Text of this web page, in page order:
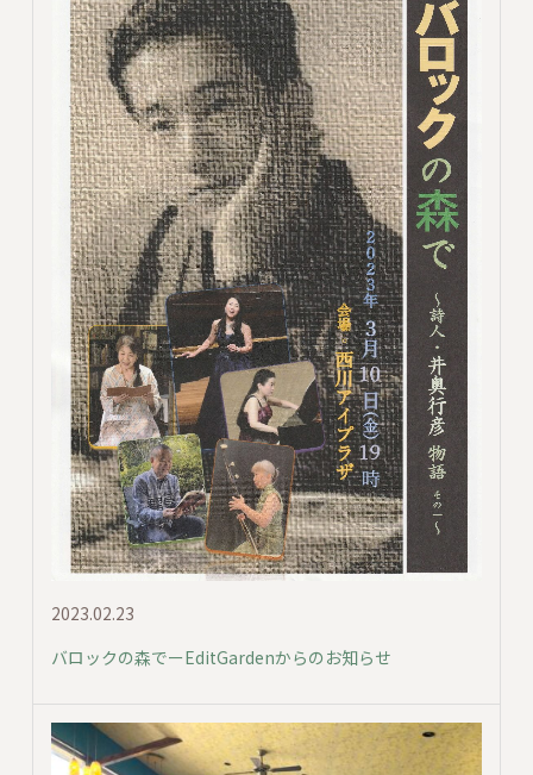
2023.02.23
バロックの森でーEditGardenからのお知らせ